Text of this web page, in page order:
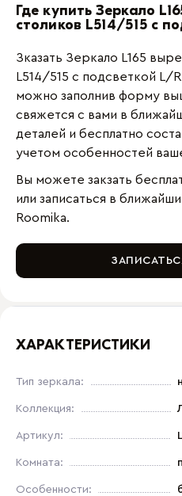
Где купить Зеркало
столиков L514/515 с
Зказать Зеркало L165
L514/515 с подсветкой L/
можно заполнив форму
свяжется с вами в
деталей и бесплатно
учетом особенностей
Вы можете закзать
или записаться в
Roomika.
ХАРАКТЕРИСТИКИ
Тип зеркала:
Коллекция:
Артикул:
Комната:
Особенности: